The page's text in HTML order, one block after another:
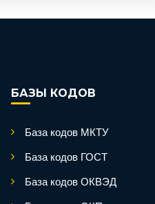
БАЗЫ КОДОВ
База кодов МКТУ
База кодов ГОСТ
База кодов ОКВЭД